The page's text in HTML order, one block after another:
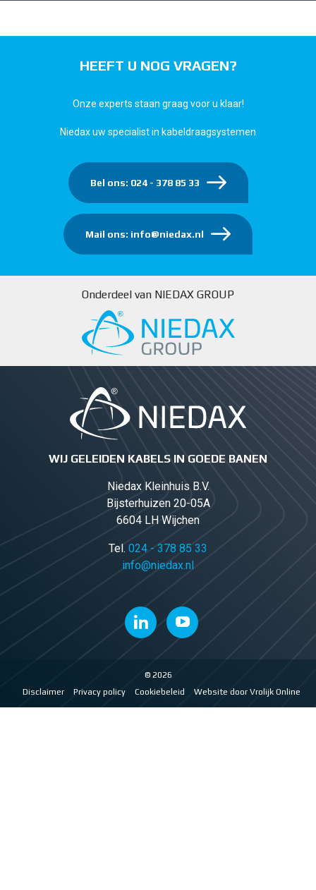
HEEFT U NOG VRAGEN?
Onze experts staan graag voor u klaar!
Niedax uw specialist in kabeldraagsystemen
Bel ons: 024 - 378 85 33
Mail ons: info@niedax.nl
Onderdeel van NIEDAX GROUP
WIJ GELEIDEN KABELS IN GOEDE BANEN
Niedax Kleinhuis B.V.
Bijsterhuizen 20-05A
6604 LH Wijchen
Tel. 024 - 378 85 33
info@niedax.nl
© 2026
Disclaimer
Privacy policy Cookiebeleid Website door Vrolijk Online